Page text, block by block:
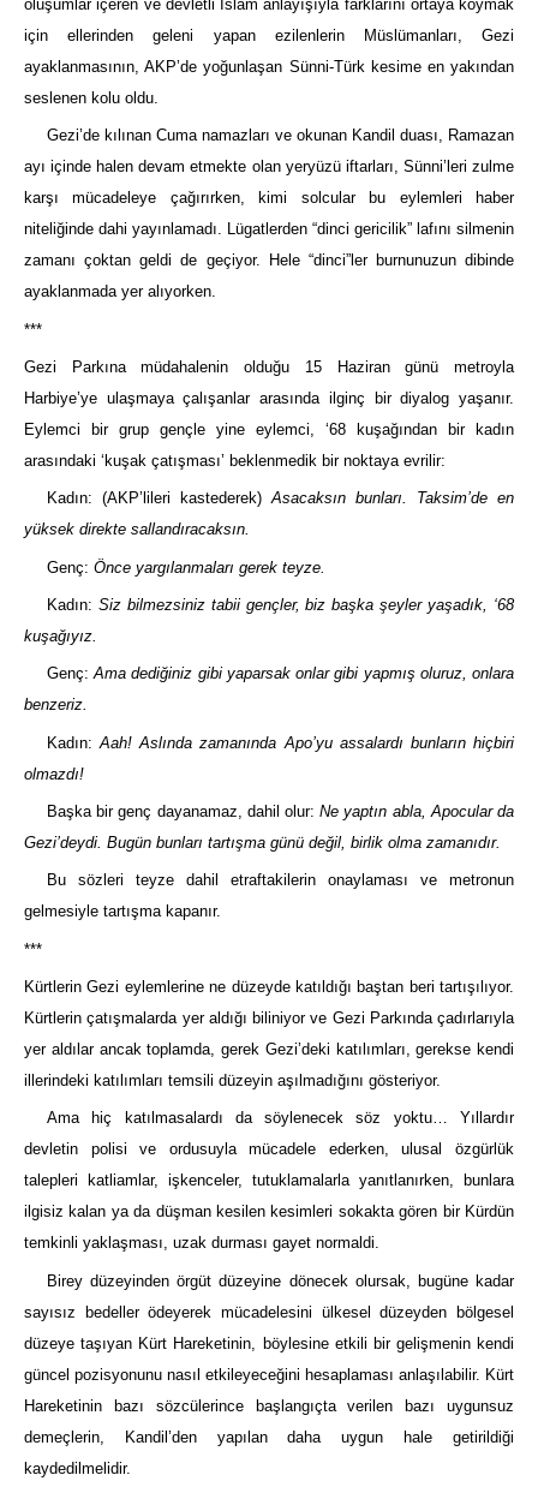
oluşumlar içeren ve devletli İslam anlayışıyla farklarını ortaya koymak
için ellerinden geleni yapan ezilenlerin Müslümanları, Gezi
ayaklanmasının, AKP’de yoğunlaşan Sünni-Türk kesime en yakından
seslenen kolu oldu.
Gezi’de kılınan Cuma namazları ve okunan Kandil duası, Ramazan
ayı içinde halen devam etmekte olan yeryüzü iftarları, Sünni’leri zulme
karşı mücadeleye çağırırken, kimi solcular bu eylemleri haber
niteliğinde dahi yayınlamadı. Lügatlerden “dinci gericilik” lafını silmenin
zamanı çoktan geldi de geçiyor. Hele “dinci”ler burnunuzun dibinde
ayaklanmada yer alıyorken.
***
Gezi Parkına müdahalenin olduğu 15 Haziran günü metroyla
Harbiye’ye ulaşmaya çalışanlar arasında ilginç bir diyalog yaşanır.
Eylemci bir grup gençle yine eylemci, ‘68 kuşağından bir kadın
arasındaki ‘kuşak çatışması’ beklenmedik bir noktaya evrilir:
Kadın: (AKP’lileri kastederek)Asacaksın bunları. Taksim’de en
yüksek direkte sallandıracaksın.
Genç: Önce yargılanmaları gerek teyze.
Kadın: Siz bilmezsiniz tabii gençler, biz başka şeyler yaşadık, ‘68
kuşağıyız.
Genç:Ama dediğiniz gibi yaparsak onlar gibi yapmış oluruz, onlara
benzeriz.
Kadın:Aah! Aslında zamanında Apo’yu assalardı bunların hiçbiri
olmazdı!
Başka bir genç dayanamaz, dahil olur:Ne yaptın abla, Apocular da
Gezi’deydi. Bugün bunları tartışma günü değil, birlik olma zamanıdır.
Bu sözleri teyze dahil etraftakilerin onaylaması ve metronun
gelmesiyle tartışma kapanır.
***
Kürtlerin Gezi eylemlerine ne düzeyde katıldığı baştan beri tartışılıyor.
Kürtlerin çatışmalarda yer aldığı biliniyor ve Gezi Parkında çadırlarıyla
yer aldılar ancak toplamda, gerek Gezi’deki katılımları, gerekse kendi
illerindeki katılımları temsili düzeyin aşılmadığını gösteriyor.
Ama hiç katılmasalardı da söylenecek söz yoktu… Yıllardır
devletin polisi ve ordusuyla mücadele ederken, ulusal özgürlük
talepleri katliamlar, işkenceler, tutuklamalarla yanıtlanırken, bunlara
ilgisiz kalan ya da düşman kesilen kesimleri sokakta gören bir Kürdün
temkinli yaklaşması, uzak durması gayet normaldi.
Birey düzeyinden örgüt düzeyine dönecek olursak, bugüne kadar
sayısız bedeller ödeyerek mücadelesini ülkesel düzeyden bölgesel
düzeye taşıyan Kürt Hareketinin, böylesine etkili bir gelişmenin kendi
güncel pozisyonunu nasıl etkileyeceğini hesaplaması anlaşılabilir. Kürt
Hareketinin bazı sözcülerince başlangıçta verilen bazı uygunsuz
demeçlerin, Kandil’den yapılan daha uygun hale getirildiği
kaydedilmelidir.